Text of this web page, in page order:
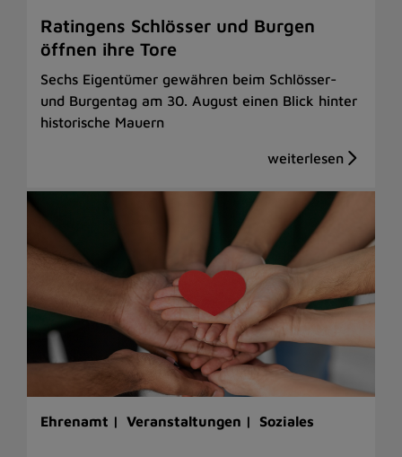
Ratingens Schlösser und Burgen
öffnen ihre Tore
Sechs Eigentümer gewähren beim Schlösser-
und Burgentag am 30. August einen Blick hinter
historische Mauern
Ehrenamt | Veranstaltungen | Soziales